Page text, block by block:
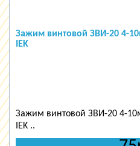
Зажим винтовой ЗВИ-20 4-
IEK
Зажим винтовой ЗВИ-20 4-
IEK ..